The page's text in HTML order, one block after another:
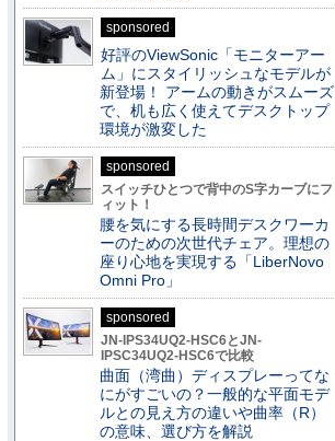
sponsored
好評のViewSonic「モニターアー
ム」にスタイリッシュなモデルが
新登場！ アームの動きがスムーズ
で、机も広く使えてデスクトップ
環境が激変した
sponsored
スイッチひとつで背中のS字カーブにフ
ィット！
腰を気にする長時間デスクワーカ
ーのための次世代チェア。理想の
座り心地を実現する「LiberNovo
Omni Pro」
sponsored
JN-IPS34UQ2-HSC6とJN-
IPSC34UQ2-HSC6で比較
曲面（湾曲）ディスプレーってな
にがすごいの？一般的な平面モデ
ルとの見え方の違いや曲率（R）
の意味、選び方を解説